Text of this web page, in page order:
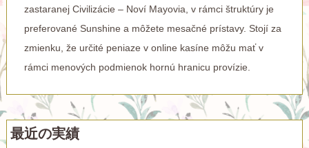
zastaranej Civilizácie – Noví Mayovia, v rámci štruktúry je
preferované Sunshine a môžete mesačné prístavy. Stojí za
zmienku, že určité peniaze v online kasíne môžu mať v
rámci menových podmienok hornú hranicu provízie.
最近の実績